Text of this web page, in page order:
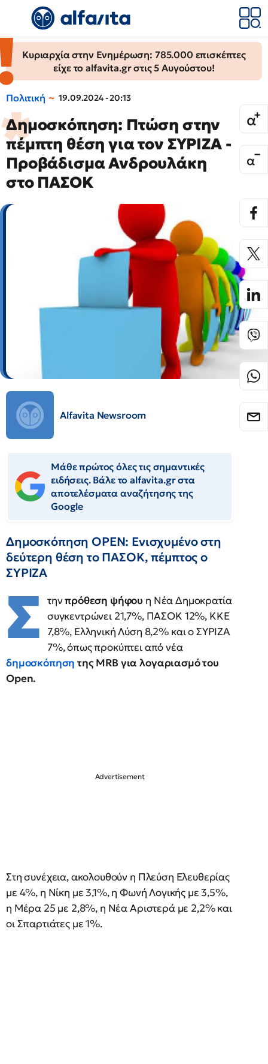
Κυριαρχία στην Ενημέρωση: 785.000 επισκέπτες
είχε το alfavita.gr στις 5 Αυγούστου!
Πολιτική 19.09.2024 - 20:13
Δημοσκόπηση: Πτώση στην
πέμπτη θέση για τον ΣΥΡΙΖΑ -
Προβάδισμα Ανδρουλάκη
στο ΠΑΣΟΚ
Alfavita Newsroom
Μάθε πρώτος όλες τις σημαντικές
ειδήσεις. Βάλε το alfavita.gr στα
αποτελέσματα αναζήτησης της
Google
Δημοσκόπηση OPEN: Ενισχυμένο στη
δεύτερη θέση το ΠΑΣΟΚ, πέμπτος ο
ΣΥΡΙΖΑ
Σ τηνπρόθεση ψήφου η Νέα Δημοκρατία
συγκεντρώνει 21,7%, ΠΑΣΟΚ 12%, ΚΚΕ
7,8%, Ελληνική Λύση 8,2% και ο ΣΥΡΙΖΑ
7%, όπως προκύπτει από νέα
δημοσκόπηση της MRB για λογαριασμό του
Open.
Στη συνέχεια, ακολουθούν η Πλεύση Ελευθερίας
με 4%, η Νίκη με 3,1%, η Φωνή Λογικής με 3,5%,
η Μέρα 25 με 2,8%, η Νέα Αριστερά με 2,2% και
οι Σπαρτιάτες με 1%.